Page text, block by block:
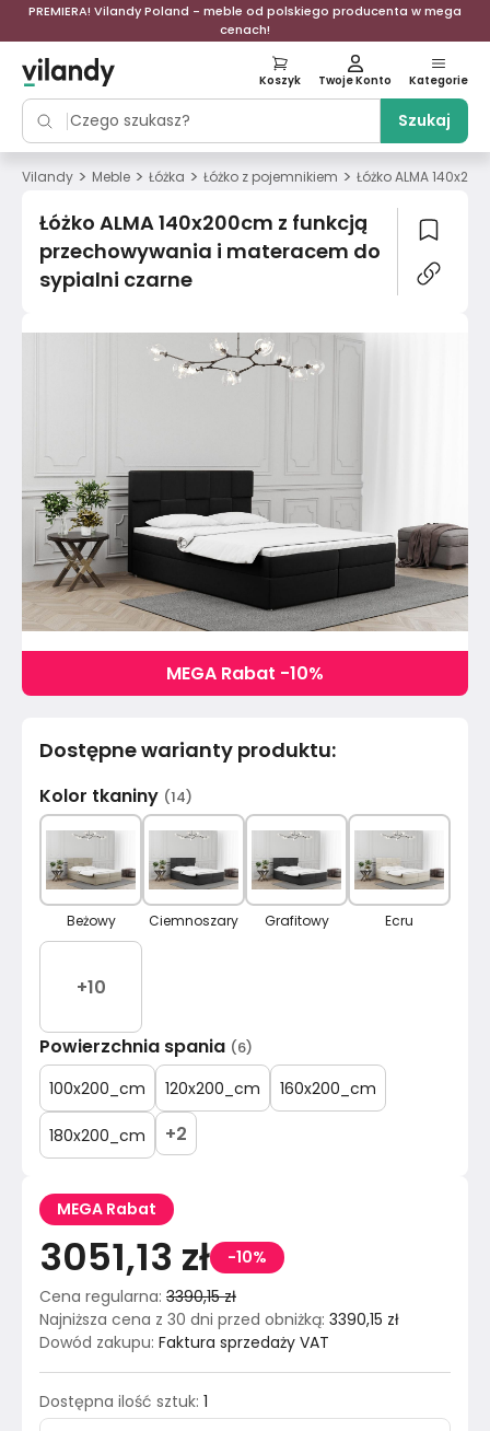
PREMIERA! Vilandy Poland - meble od polskiego producenta w mega
cenach!
Szukaj
Koszyk Twoje Konto Kategorie
Vilandy > Meble > Łóżka > Łóżko z pojemnikiem > Łóżko ALMA
Łóżko ALMA 140x200cm z funkcją
przechowywania i materacem do
sypialni czarne
MEGA Rabat -10%
MEGA Rabat
3051,13 zł
-10%
Cena regularna: 3390,15 zł
Najniższa cena z 30 dni przed obniżką: 3390,15 zł
Dowód zakupu: Faktura sprzedaży VAT
Dostępna ilość sztuk: 1
Dostępne warianty produktu:
Kolor tkaniny (14)
Beżowy Ciemnoszary Grafitowy Ecru
+10
Powierzchnia spania (6)
100x200_cm 120x200_cm 160x200_cm
180x200_cm +2